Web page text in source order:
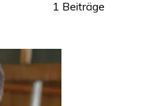
1 Beiträge